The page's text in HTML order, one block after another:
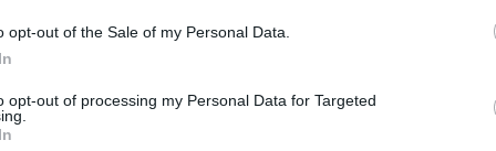
opt-out of the Sale of my Personal Data.
opt-out of processing my Personal Data for Targeted
protothema.gr στο Google News
και μάθετε πρώτοι